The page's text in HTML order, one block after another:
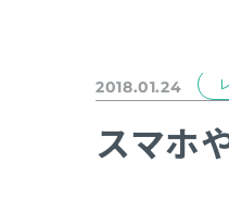
2018.01.24
スマホ